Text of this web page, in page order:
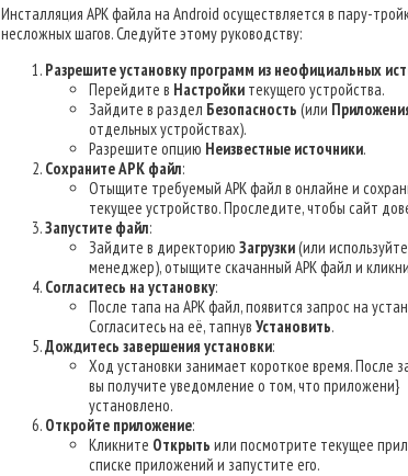
Инсталляция APK файла на Android осуществляется в пару-
несложных шагов. Следуйте этому руководству:
Разрешите установку программ из неофициальных
Перейдите в Настройки текущего устройства.
Зайдите в раздел Безопасность (или
отдельных устройствах).
Разрешите опцию Неизвестные источники.
Сохраните APK файл:
Отыщите требуемый APK файл в онлайне и
текущее устройство. Проследите, чтобы сайт
Запустите файл:
Зайдите в директорию Загрузки(или
менеджер), отыщите скачанный APK файл и
Согласитесь на установку:
После тапа на APK файл, появится запрос на
Согласитесь на её, тапнув Установить.
Дождитесь завершения установки:
Ход установки занимает короткое время. После
вы получите уведомление о том, что приложени}
установлено.
Откройте приложение:
Кликните Открыть или посмотрите текущее
списке приложений и запустите его.